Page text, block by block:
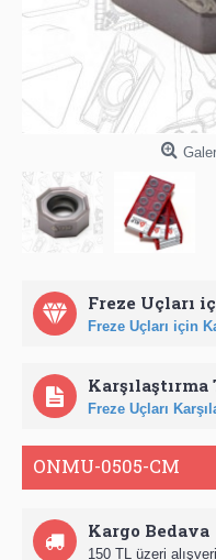
Freze Uçları
Freze Uçları için
Karşılaştırma
Freze Uçları
ONMU-0505-CM
Kargo Bedava
150 TL üzeri